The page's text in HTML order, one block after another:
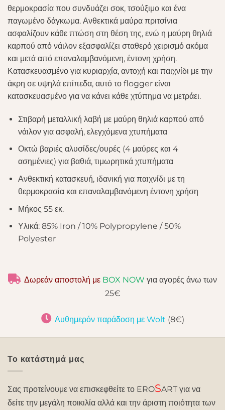
θερμοκρασία που συνδυάζει σοκ, τσούξιμο και ένα
παγωμένο δάγκωμα. Ανθεκτικά μαύρα πριτσίνια
ασφαλίζουν κάθε πτώση στη θέση της, ενώ η μαύρη θηλιά
καρπού από νάιλον εξασφαλίζει σταθερό χειρισμό ακόμα
και μετά από επαναλαμβανόμενη, έντονη χρήση.
Κατασκευασμένο για κυριαρχία, αντοχή και παιχνίδι με την
άκρη σε υψηλά επίπεδα, αυτό το flogger είναι
κατασκευασμένο για να κάνει κάθε χτύπημα να μετράει.
Στιβαρή μεταλλική λαβή με μαύρη θηλιά καρπού από
νάιλον για ασφαλή, ελεγχόμενα χτυπήματα
Οκτώ βαριές αλυσίδες/ουρές (4 μαύρες και 4
ασημένιες) για βαθιά, τιμωρητικά χτυπήματα
Ανθεκτική κατασκευή, ιδανική για παιχνίδι με τη
θερμοκρασία και επαναλαμβανόμενη έντονη χρήση
Μήκος 55 εκ.
Υλικά: 85% Iron / 10% Polypropylene / 50%
Polyester
Δωρεάν αποστολή με BOX NOW για αγορές άνω των
25€
Αυθημερόν παράδοση με Wolt (8€)
Το κατάστημά μας
Σας προτείνουμε να επισκεφθείτε το EROSART για να
δείτε την μεγάλη ποικιλία αλλά και την άριστη ποιότητα των